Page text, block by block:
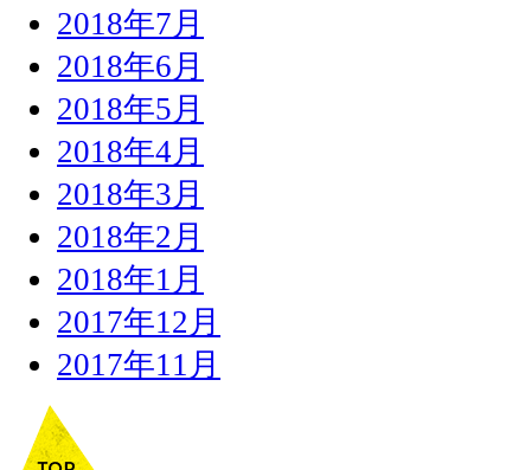
2018年7月
2018年6月
2018年5月
2018年4月
2018年3月
2018年2月
2018年1月
2017年12月
2017年11月